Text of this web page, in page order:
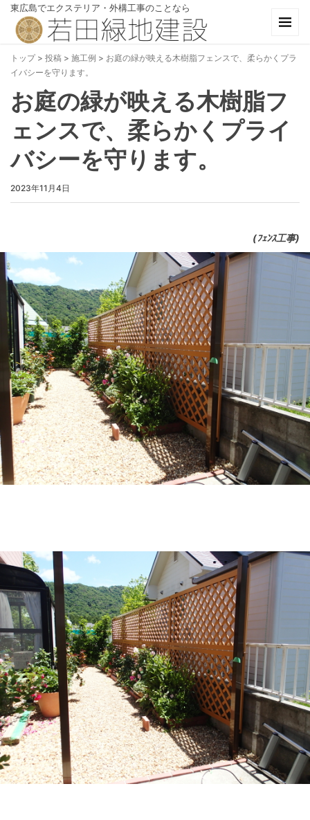
東広島でエクステリア・外構工事のことなら
トップ> 投稿 > 施工例 > お庭の緑が映える木樹脂フェンスで、柔らかくプラ
イバシーを守ります。
お庭の緑が映える木樹脂フ
ェンスで、柔らかくプライ
バシーを守ります。
2023年11月4日
(ﾌｪﾝｽ工事)